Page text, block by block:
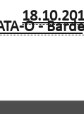
O -